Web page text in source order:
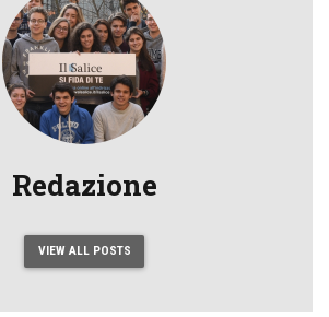
Redazione
VIEW ALL POSTS